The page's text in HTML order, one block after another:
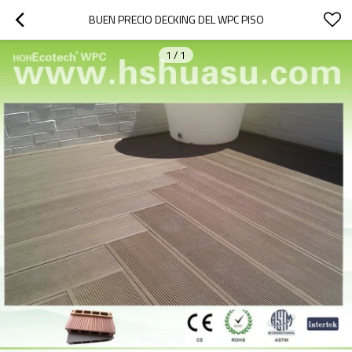
BUEN PRECIO DECKING DEL WPC PISO
1 / 1